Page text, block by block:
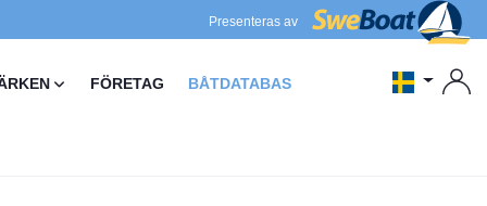
Presenteras av
FÖRETAG BÅTDATABAS